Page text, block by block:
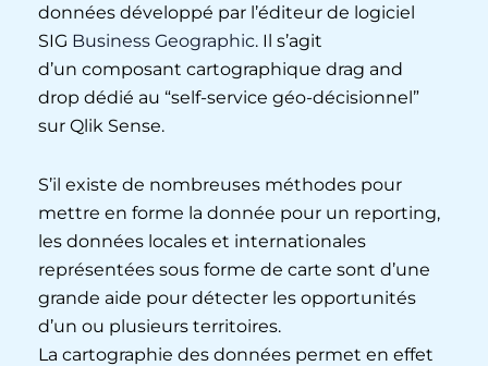
données développé par l’éditeur de logiciel
SIG Business Geographic. Il s’agit
d’un composant cartographique drag and
drop dédié au “self-service géo-décisionnel”
sur Qlik Sense.
S’il existe de nombreuses méthodes pour
mettre en forme la donnée pour un reporting,
les données locales et internationales
représentées sous forme de carte sont d’une
grande aide pour détecter les opportunités
d’un ou plusieurs territoires.
La cartographie des données permet en effet